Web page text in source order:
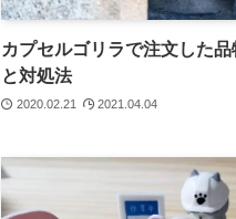
カプセルゴリラで注文した
と対処法
2020.02.21 2021.04.04